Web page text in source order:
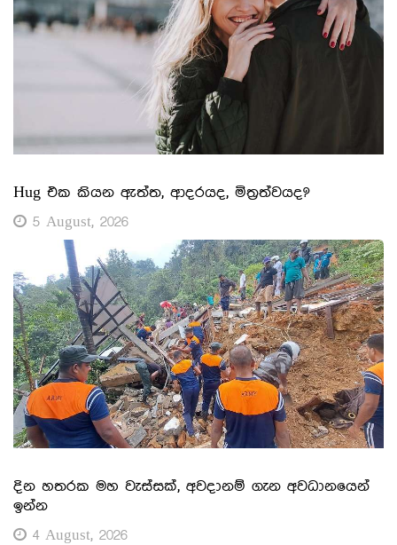
Hug එක කියන ඇත්ත, ආදරයද, මිත්‍රත්වයද?
5 August, 2026
දින හතරක මහ වැස්සක්, අවදානම් ගැන අවධානයෙන්
ඉන්න
4 August, 2026